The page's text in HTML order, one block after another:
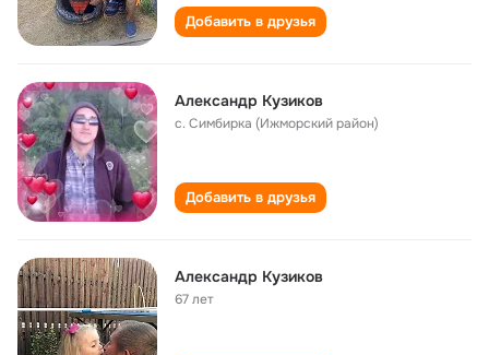
Добавить в друзья
Александр Кузиков
с. Симбирка (Ижморский район)
Добавить в друзья
Александр Кузиков
67 лет